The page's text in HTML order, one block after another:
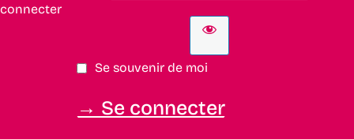
connecter
Se souvenir de moi